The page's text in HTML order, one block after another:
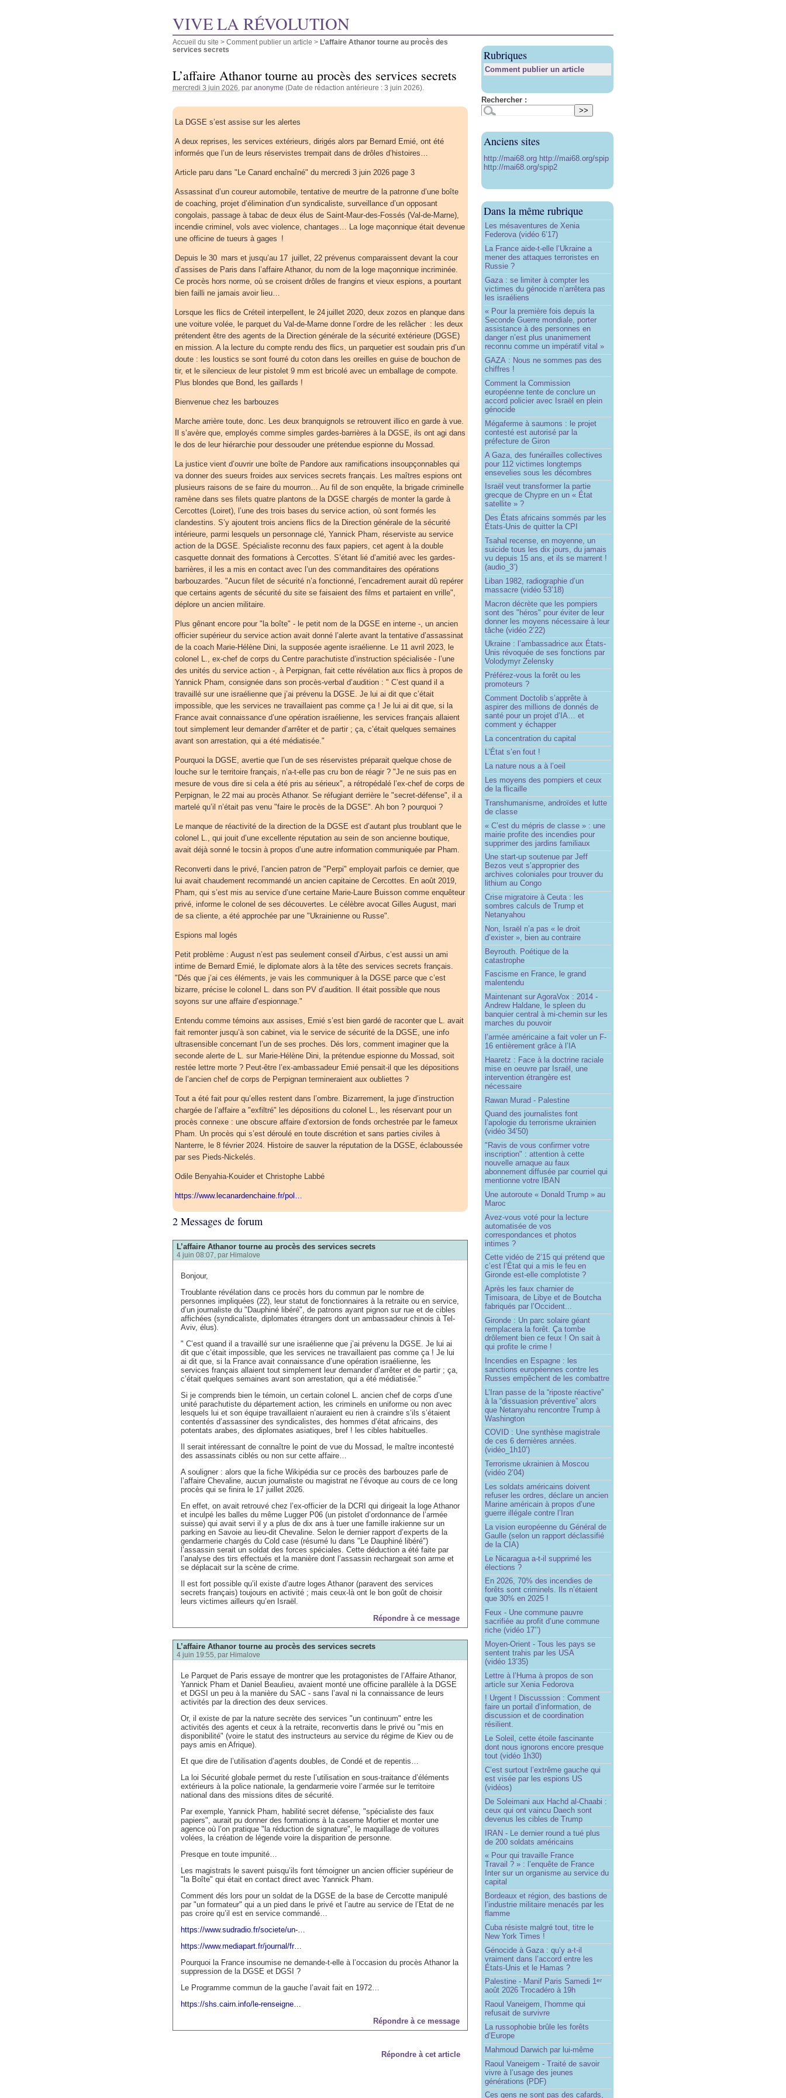
VIVE LA RÉVOLUTION
Accueil du site > Comment publier un article > L’affaire Athanor tourne au procès des
services secrets
L’affaire Athanor tourne au procès des services secrets
mercredi 3 juin 2026 , par anonyme (Date de rédaction antérieure : 3 juin 2026).
La DGSE s’est assise sur les alertes
A deux reprises, les services extérieurs, dirigés alors par Bernard Emié, ont été
informés que l’un de leurs réservistes trempait dans de drôles d’histoires…
Article paru dans "Le Canard enchaîné" du mercredi 3 juin 2026 page 3
Assassinat d’un coureur automobile, tentative de meurtre de la patronne d’une boîte
de coaching, projet d’élimination d’un syndicaliste, surveillance d’un opposant
congolais, passage à tabac de deux élus de Saint-Maur-des-­Fossés (Val-de-Marne),
incendie criminel, vols avec violence, chantages… La loge maçonnique était devenue
une officine de tueurs à gages !
Depuis le 30 mars et jusqu’au 17 juillet, 22 prévenus comparaissent devant la cour
d’assises de Paris dans l’affaire Athanor, du nom de la loge maçonnique incriminée.
Ce procès hors norme, où se croisent drôles de frangins et vieux espions, a pourtant
bien failli ne jamais avoir lieu…
Lorsque les flics de Créteil interpellent, le 24 juillet 2020, deux zozos en planque dans
une voiture volée, le parquet du Val-de-Marne donne l’ordre de les relâcher : les deux
prétendent être des agents de la Direction générale de la sécurité extérieure (DGSE)
en mission. A la lecture du compte rendu des flics, un parquetier est soudain pris d’un
doute : les loustics se sont fourré du coton dans les oreilles en guise de bouchon de
tir, et le silencieux de leur pistolet 9 mm est bricolé avec un emballage de compote.
Plus blondes que Bond, les gaillards !
Bienvenue chez les barbouzes
Marche arrière toute, donc. Les deux branquignols se retrouvent illico en garde à vue.
Il s’avère que, employés comme simples gardes-barrières à la DGSE, ils ont agi dans
le dos de leur hiérarchie pour dessouder une prétendue espionne du Mossad.
La justice vient d’ouvrir une boîte de Pandore aux ramifications insoupçonnables qui
va donner des sueurs froides aux services secrets français. Les maîtres espions ont
plusieurs raisons de se faire du mourron… Au fil de son enquête, la brigade criminelle
ramène dans ses filets quatre plantons de la DGSE chargés de monter la garde à
Cercottes (Loiret), l’une des trois bases du service action, où sont formés les
clandestins. S’y ajoutent trois anciens flics de la Direction générale de la sécurité
intérieure, parmi lesquels un personnage clé, Yannick Pham, réserviste au service
action de la DGSE. Spécialiste reconnu des faux papiers, cet agent à la double
casquette donnait des formations à Cercottes. S’étant lié d’amitié avec les gardes-
barrières, il les a mis en contact avec l’un des commanditaires des opérations
barbouzardes. "Aucun filet de sécurité n’a fonctionné, l’encadrement aurait dû repérer
que certains agents de sécurité du site se faisaient des films et partaient en vrille",
déplore un ancien militaire.
Plus gênant encore pour "la boîte" - le petit nom de la DGSE en interne -, un ancien
officier supérieur du service action avait donné l’alerte avant la tentative d’assassinat
de la coach Marie-Hélène Dini, la supposée agente israélienne. Le 11 avril 2023, le
colonel L., ex-chef de corps du Centre parachutiste d’instruction spécialisée - l’une
des unités du service action -, à Perpignan, fait cette révélation aux flics à propos de
Yannick Pham, consignée dans son procès-verbal d’audition : " C’est quand il a
travaillé sur une israélienne que j’ai prévenu la DGSE. Je lui ai dit que c’était
impossible, que les services ne travaillaient pas comme ça ! Je lui ai dit que, si la
France avait connaissance d’une opération israélienne, les services français allaient
tout simplement leur demander d’arrêter et de partir ; ça, c’était quelques semaines
avant son arrestation, qui a été médiatisée."
Pourquoi la DGSE, avertie que l’un de ses réservistes préparait quelque chose de
louche sur le territoire français, n’a-t-elle pas cru bon de réagir ? "Je ne suis pas en
mesure de vous dire si cela a été pris au sérieux", a rétropédalé l’ex-chef de corps de
Perpignan, le 22 mai au procès Athanor. Se réfugiant derrière le "secret-défense", il a
martelé qu’il n’était pas venu "faire le procès de la DGSE". Ah bon ? pourquoi ?
Le manque de réactivité de la direction de la DGSE est d’autant plus troublant que le
colonel L., qui jouit d’une excellente réputation au sein de son ancienne boutique,
avait déjà sonné le tocsin à propos d’une autre information communiquée par Pham.
Reconverti dans le privé, l’ancien patron de "Perpi" employait parfois ce dernier, que
lui avait chaudement recommandé un ancien capitaine de Cercottes. En août 2019,
Pham, qui s’est mis au service d’une certaine Marie-Laure Buisson comme enquêteur
privé, informe le colonel de ses découvertes. Le célèbre avocat Gilles August, mari
de sa cliente, a été approchée par une "Ukrainienne ou Russe".
Espions mal logés
Petit problème : August n’est pas seulement conseil d’Airbus, c’est aussi un ami
intime de Bernard Emié, le diplomate alors à la tête des services secrets français.
"Dés que j’ai ces éléments, je vais les communiquer à la DGSE parce que c’est
bizarre, précise le colonel L. dans son PV d’audition. Il était possible que nous
soyons sur une affaire d’espionnage."
Entendu comme témoins aux assises, Emié s’est bien gardé de raconter que L. avait
fait remonter jusqu’à son cabinet, via le service de sécurité de la DGSE, une info
ultrasensible concernant l’un de ses proches. Dés lors, comment imaginer que la
seconde alerte de L. sur Marie-Hélène Dini, la prétendue espionne du Mossad, soit
restée lettre morte ? Peut-être l’ex-ambassadeur Emié pensait-il que les dépositions
de l’ancien chef de corps de Perpignan termineraient aux oubliettes ?
Tout a été fait pour qu’elles restent dans l’ombre. Bizarrement, la juge d’instruction
chargée de l’affaire a "exfiltré" les dépositions du colonel L., les réservant pour un
procès connexe : une obscure affaire d’extorsion de fonds orchestrée par le fameux
Pham. Un procès qui s’est déroulé en toute discrétion et sans parties civiles à
Nanterre, le 8 février 2024. Histoire de sauver la réputation de la DGSE, éclaboussée
par ses Pieds-Nickelés.
Odile Benyahia-Kouider et Christophe Labbé
https://www.lecanardenchaine.fr/pol…
2 Messages de forum
L’affaire Athanor tourne au procès des services secrets
4 juin 08:07, par Himalove
Bonjour,
Troublante révélation dans ce procès hors du commun par le nombre de
personnes impliquées (22), leur statut de fonctionnaires à la retraite ou en service,
d’un journaliste du "Dauphiné libéré", de patrons ayant pignon sur rue et de cibles
affichées (syndicaliste, diplomates étrangers dont un ambassadeur chinois à Tel-
Aviv, élus).
" C’est quand il a travaillé sur une israélienne que j’ai prévenu la DGSE. Je lui ai
dit que c’était impossible, que les services ne travaillaient pas comme ça ! Je lui
ai dit que, si la France avait connaissance d’une opération israélienne, les
services français allaient tout simplement leur demander d’arrêter et de partir ; ça,
c’était quelques semaines avant son arrestation, qui a été médiatisée."
Si je comprends bien le témoin, un certain colonel L. ancien chef de corps d’une
unité parachutiste du département action, les criminels en uniforme ou non avec
lesquels lui et son équipe travaillaient n’auraient eu rien à craindre s’ils s’étaient
contentés d’assassiner des syndicalistes, des hommes d’état africains, des
potentats arabes, des diplomates asiatiques, bref ! les cibles habituelles.
Il serait intéressant de connaître le point de vue du Mossad, le maître incontesté
des assassinats ciblés ou non sur cette affaire…
A souligner : alors que la fiche Wikipédia sur ce procès des barbouzes parle de
l’affaire Chevaline, aucun journaliste ou magistrat ne l’évoque au cours de ce long
procès qui se finira le 17 juillet 2026.
En effet, on avait retrouvé chez l’ex-officier de la DCRI qui dirigeait la loge Athanor
et inculpé les balles du même Lugger P06 (un pistolet d’ordonnance de l’armée
suisse) qui avait servi il y a plus de dix ans à tuer une famille irakienne sur un
parking en Savoie au lieu-dit Chevaline. Selon le dernier rapport d’experts de la
gendarmerie chargés du Cold case (résumé lu dans "Le Dauphiné libéré")
l’assassin serait un soldat des forces spéciales. Cette déduction a été faite par
l’analyse des tirs effectués et la manière dont l’assassin rechargeait son arme et
se déplacait sur la scène de crime.
Il est fort possible qu’il existe d’autre loges Athanor (paravent des services
secrets français) toujours en activité ; mais ceux-là ont le bon goût de choisir
leurs victimes ailleurs qu’en Israël.
Répondre à ce message
L’affaire Athanor tourne au procès des services secrets
4 juin 19:55, par Himalove
Le Parquet de Paris essaye de montrer que les protagonistes de l’Affaire Athanor,
Yannick Pham et Daniel Beaulieu, avaient monté une officine parallèle à la DGSE
et DGSI un peu à la manière du SAC - sans l’aval ni la connaissance de leurs
activités par la direction des deux services.
Or, il existe de par la nature secrète des services "un continuum" entre les
activités des agents et ceux à la retraite, reconvertis dans le privé ou "mis en
disponibilité" (voire le statut des instructeurs au service du régime de Kiev ou de
pays amis en Afrique).
Et que dire de l’utilisation d’agents doubles, de Condé et de repentis…
La loi Sécurité globale permet du reste l’utilisation en sous-traitance d’éléments
extérieurs à la police nationale, la gendarmerie voire l’armée sur le territoire
national dans des missions dites de sécurité.
Par exemple, Yannick Pham, habilité secret défense, "spécialiste des faux
papiers", aurait pu donner des formations à la caserne Mortier et monter une
agence où l’on pratique "la réduction de signature", le maquillage de voitures
volées, la création de légende voire la disparition de personne.
Presque en toute impunité…
Les magistrats le savent puisqu’ils font témoigner un ancien officier supérieur de
"la Boîte" qui était en contact direct avec Yannick Pham.
Comment dés lors pour un soldat de la DGSE de la base de Cercotte manipulé
par "un formateur" qui a un pied dans le privé et l’autre au service de l’Etat de ne
pas croire qu’il est en service commandé…
https://www.sudradio.fr/societe/un-…
https://www.mediapart.fr/journal/fr…
Pourquoi la France insoumise ne demande-t-elle à l’occasion du procès Athanor la
suppression de la DGSE et DGSI ?
Le Programme commun de la gauche l’avait fait en 1972…
https://shs.cairn.info/le-renseigne…
Répondre à ce message
Répondre à cet article
Rubriques
Comment publier un article
Rechercher :
Anciens sites
http://mai68.org http://mai68.org/spip
http://mai68.org/spip2
Dans la même rubrique
Les mésaventures de Xenia
Federova (vidéo 6’17)
La France aide-t-elle l’Ukraine a
mener des attaques terroristes en
Russie ?
Gaza : se limiter à compter les
victimes du génocide n’arrêtera pas
les israéliens
« Pour la première fois depuis la
Seconde Guerre mondiale, porter
assistance à des personnes en
danger n’est plus unanimement
reconnu comme un impératif vital »
GAZA : Nous ne sommes pas des
chiffres !
Comment la Commission
européenne tente de conclure un
accord policier avec Israël en plein
génocide
Mégaferme à saumons : le projet
contesté est autorisé par la
préfecture de Giron
A Gaza, des funérailles collectives
pour 112 victimes longtemps
ensevelies sous les décombres
Israël veut transformer la partie
grecque de Chypre en un « État
satellite » ?
Des États africains sommés par les
États-Unis de quitter la CPI
Tsahal recense, en moyenne, un
suicide tous les dix jours, du jamais
vu depuis 15 ans, et ils se marrent !
(audio_3’)
Liban 1982, radiographie d’un
massacre (vidéo 53’18)
Macron décrète que les pompiers
sont des "héros" pour éviter de leur
donner les moyens nécessaire à leur
tâche (vidéo 2’22)
Ukraine : l’ambassadrice aux États-
Unis révoquée de ses fonctions par
Volodymyr Zelensky
Préférez-vous la forêt ou les
promoteurs ?
Comment Doctolib s’apprête à
aspirer des millions de donnés de
santé pour un projet d’IA… et
comment y échapper
La concentration du capital
L’État s’en fout !
La nature nous a à l’oeil
Les moyens des pompiers et ceux
de la flicaille
Transhumanisme, androïdes et lutte
de classe
« C’est du mépris de classe » : une
mairie profite des incendies pour
supprimer des jardins familiaux
Une start-up soutenue par Jeff
Bezos veut s’approprier des
archives coloniales pour trouver du
lithium au Congo
Crise migratoire à Ceuta : les
sombres calculs de Trump et
Netanyahou
Non, Israël n’a pas « le droit
d’exister », bien au contraire
Beyrouth. Poétique de la
catastrophe
Fascisme en France, le grand
malentendu
Maintenant sur AgoraVox : 2014 -
Andrew Haldane, le spleen du
banquier central à mi-chemin sur les
marches du pouvoir
l’armée américaine a fait voler un F-
16 entièrement grâce à l’IA
Haaretz : Face à la doctrine raciale
mise en oeuvre par Israël, une
intervention étrangère est
nécessaire
Rawan Murad - Palestine
Quand des journalistes font
l’apologie du terrorisme ukrainien
(vidéo 34’50)
"Ravis de vous confirmer votre
inscription" : attention à cette
nouvelle arnaque au faux
abonnement diffusée par courriel qui
mentionne votre IBAN
Une autoroute « Donald Trump » au
Maroc
Avez-vous voté pour la lecture
automatisée de vos
correspondances et photos
intimes ?
Cette vidéo de 2’15 qui prétend que
c’est l’État qui a mis le feu en
Gironde est-elle complotiste ?
Après les faux charnier de
Timisoara, de Libye et de Boutcha
fabriqués par l’Occident...
Gironde : Un parc solaire géant
remplacera la forêt. Ça tombe
drôlement bien ce feux ! On sait à
qui profite le crime !
Incendies en Espagne : les
sanctions européennes contre les
Russes empêchent de les combattre
L’Iran passe de la “riposte réactive”
à la “dissuasion préventive” alors
que Netanyahu rencontre Trump à
Washington
COVID : Une synthèse magistrale
de ces 6 dernières années.
(vidéo_1h10’)
Terrorisme ukrainien à Moscou
(vidéo 2’04)
Les soldats américains doivent
refuser les ordres, déclare un ancien
Marine américain à propos d’une
guerre illégale contre l’Iran
La vision européenne du Général de
Gaulle (selon un rapport déclassifié
de la CIA)
Le Nicaragua a-t-il supprimé les
élections ?
En 2026, 70% des incendies de
forêts sont criminels. Ils n’étaient
que 30% en 2025 !
Feux - Une commune pauvre
sacrifiée au profit d’une commune
riche (vidéo 17’’)
Moyen-Orient - Tous les pays se
sentent trahis par les USA
(vidéo 13’35)
Lettre à l’Huma à propos de son
article sur Xenia Fedorova
! Urgent ! Discusssion : Comment
faire un portail d’information, de
discussion et de coordination
résilient.
Le Soleil, cette étoile fascinante
dont nous ignorons encore presque
tout (vidéo 1h30)
C’est surtout l’extrême gauche qui
est visée par les espions US
(vidéos)
De Soleimani aux Hachd al‑Chaabi :
ceux qui ont vaincu Daech sont
devenus les cibles de Trump
IRAN - Le dernier round a tué plus
de 200 soldats américains
« Pour qui travaille France
Travail ? » : l’enquête de France
Inter sur un organisme au service du
capital
Bordeaux et région, des bastions de
l’industrie militaire menacés par les
flamme
Cuba résiste malgré tout, titre le
New York Times !
Génocide à Gaza : qu’y a-t-il
vraiment dans l’accord entre les
États-Unis et le Hamas ?
Palestine - Manif Paris Samedi 1er
août 2026 Trocadéro à 19h
Raoul Vaneigem, l’homme qui
refusait de survivre
La russophobie brûle les forêts
d’Europe
Mahmoud Darwich par lui-même
Raoul Vaneigem - Traité de savoir
vivre à l’usage des jeunes
générations (PDF)
Ces gens ne sont pas des cafards,